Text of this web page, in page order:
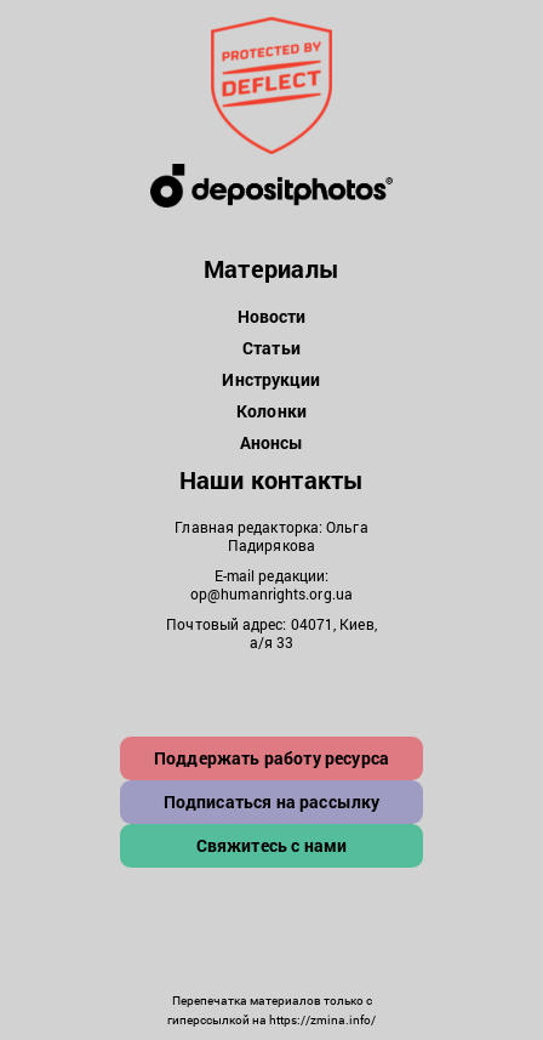
Материалы
Новости
Статьи
Инструкции
Колонки
Анонсы
Наши контакты
Главная редакторка: Ольга
Падирякова
E-mail редакции:
op@humanrights.org.ua
Почтовый адрес: 04071, Киев,
а/я 33
Поддержать работу ресурса
Подписаться на рассылку
Свяжитесь с нами
Перепечатка материалов только с
гиперссылкой на https://zmina.info/